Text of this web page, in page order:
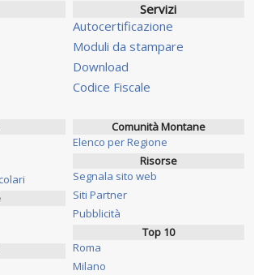
Servizi
Autocertificazione
Moduli da stampare
Download
Codice Fiscale
Comunità Montane
Elenco per Regione
Risorse
Segnala sito web
Siti Partner
Pubblicità
Top 10
Roma
Milano